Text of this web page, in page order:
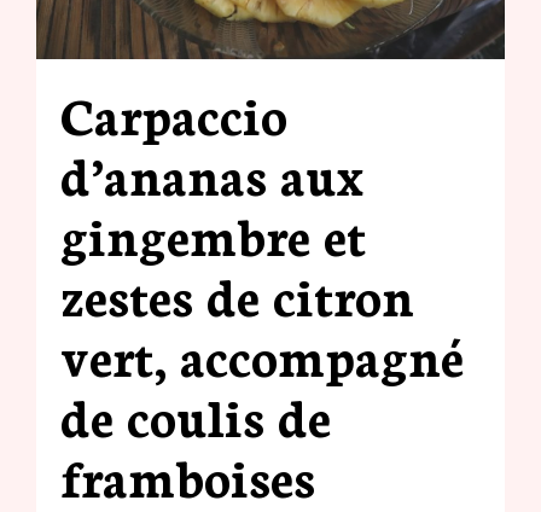
Carpaccio
d’ananas aux
gingembre et
zestes de citron
vert, accompagné
de coulis de
framboises